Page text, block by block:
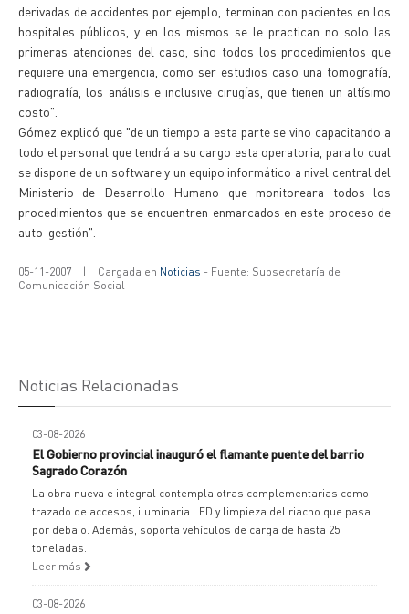
derivadas de accidentes por ejemplo, terminan con pacientes en los
hospitales públicos, y en los mismos se le practican no solo las
primeras atenciones del caso, sino todos los procedimientos que
requiere una emergencia, como ser estudios caso una tomografía,
radiografía, los análisis e inclusive cirugías, que tienen un altísimo
costo".
Gómez explicó que "de un tiempo a esta parte se vino capacitando a
todo el personal que tendrá a su cargo esta operatoria, para lo cual
se dispone de un software y un equipo informático a nivel central del
Ministerio de Desarrollo Humano que monitoreara todos los
procedimientos que se encuentren enmarcados en este proceso de
auto-gestión".
05-11-2007 | Cargada en Noticias - Fuente: Subsecretaría de
Comunicación Social
Noticias Relacionadas
03-08-2026
El Gobierno provincial inauguró el flamante puente del barrio
Sagrado Corazón
La obra nueva e integral contempla otras complementarias como
trazado de accesos, iluminaria LED y limpieza del riacho que pasa
por debajo. Además, soporta vehículos de carga de hasta 25
toneladas.
Leer más
03-08-2026